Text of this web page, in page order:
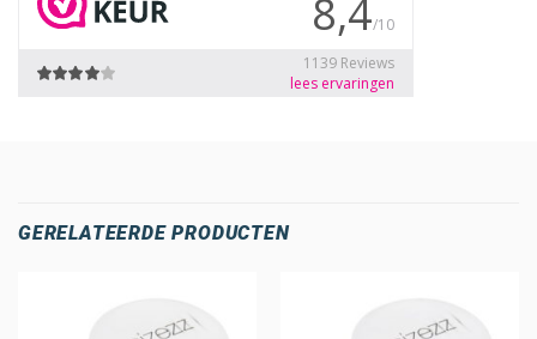
GERELATEERDE PRODUCTEN